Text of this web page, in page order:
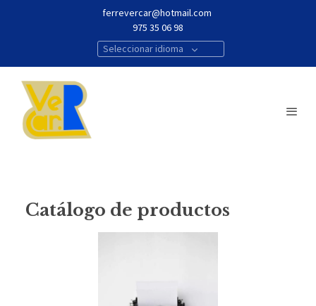
ferrevercar@hotmail.com
975 35 06 98
Seleccionar idioma
Catálogo de productos